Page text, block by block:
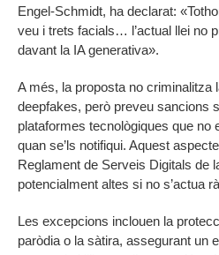
Engel‑Schmidt, ha declarat:
veu i trets facials… l’actual llei no
davant la IA generativa».
A més, la proposta no criminalitza
deepfakes, però preveu sancions
plataformes tecnològiques que no
quan se’ls notifiqui. Aquest
Reglament de Serveis Digitals de
potencialment altes si no s’actua
Les excepcions inclouen la
paròdia o la sàtira, assegurant un